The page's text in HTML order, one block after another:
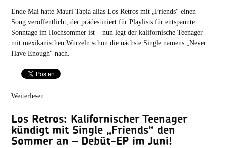
Ende Mai hatte Mauri Tapia alias Los Retros mit „Friends“ einen
Song veröffentlicht, der prädestiniert für Playlists für entspannte
Sonntage im Hochsommer ist – nun legt der kalifornische Teenager
mit mexikanischen Wurzeln schon die nächste Single namens „Never
Have Enough“ nach.
Weiterlesen
Los Retros: Kalifornischer Teenager
kündigt mit Single „Friends“ den
Sommer an – Debüt-EP im Juni!